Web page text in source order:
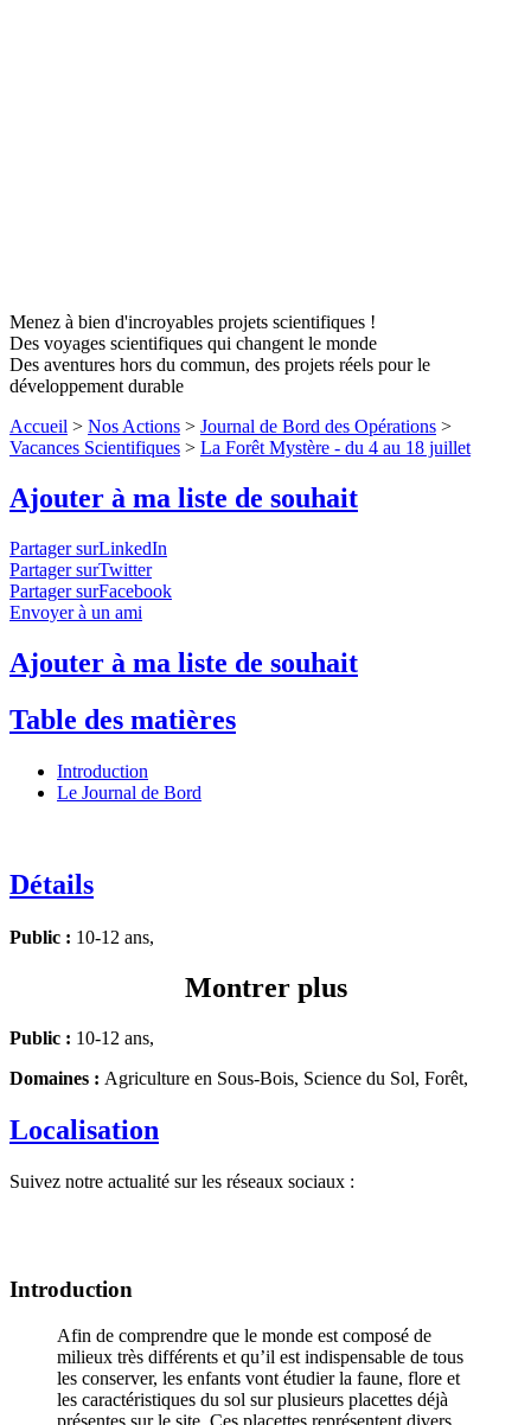
Menez à bien d'incroyables projets scientifiques !
Des voyages scientifiques qui changent le monde
Des aventures hors du commun, des projets réels pour le
développement durable
Accueil > Nos Actions > Journal de Bord des Opérations >
Vacances Scientifiques > La Forêt Mystère - du 4 au 18 juillet
Ajouter à ma liste de souhait
Partager surLinkedIn
Partager surTwitter
Partager surFacebook
Envoyer à un ami
Ajouter à ma liste de souhait
Table des matières
Introduction
Le Journal de Bord
Détails
Public : 10-12 ans,
Montrer plus
Public : 10-12 ans,
Domaines : Agriculture en Sous-Bois, Science du Sol, Forêt,
Localisation
Suivez notre actualité sur les réseaux sociaux :
Introduction
Afin de comprendre que le monde est composé de
milieux très différents et qu’il est indispensable de tous
les conserver, les enfants vont étudier la faune, flore et
les caractéristiques du sol sur plusieurs placettes déjà
présentes sur le site. Ces placettes représentent divers